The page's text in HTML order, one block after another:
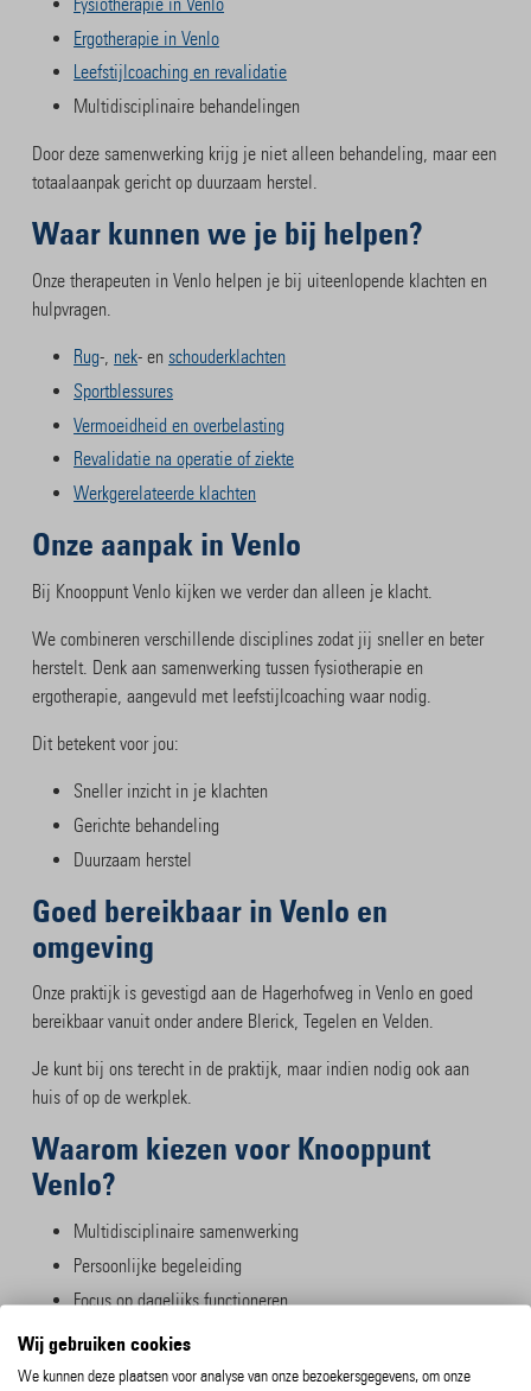
Ergotherapie in Venlo
Leefstijlcoaching en revalidatie
Multidisciplinaire behandelingen
Door deze samenwerking krijg je niet alleen behandeling, maar een
totaalaanpak gericht op duurzaam herstel.
Waar kunnen we je bij helpen?
Onze therapeuten in Venlo helpen je bij uiteenlopende klachten en
hulpvragen.
Rug-, nek- enschouderklachten
Sportblessures
Vermoeidheid en overbelasting
Revalidatie na operatie of ziekte
Werkgerelateerde klachten
Onze aanpak in Venlo
Bij Knooppunt Venlo kijken we verder dan alleen je klacht.
We combineren verschillende disciplines zodat jij sneller en beter
herstelt. Denk aan samenwerking tussen fysiotherapie en
ergotherapie, aangevuld met leefstijlcoaching waar nodig.
Dit betekent voor jou:
Sneller inzicht in je klachten
Gerichte behandeling
Duurzaam herstel
Goed bereikbaar in Venlo en
omgeving
Onze praktijk is gevestigd aan de Hagerhofweg in Venlo en goed
bereikbaar vanuit onder andere Blerick, Tegelen en Velden.
Je kunt bij ons terecht in de praktijk, maar indien nodig ook aan
huis of op de werkplek.
Waarom kiezen voor Knooppunt
Venlo?
Multidisciplinaire samenwerking
Persoonlijke begeleiding
Focus op dagelijks functioneren
Behandeling en leefstijl gecombineerd
Snelle toegang tot zorg
Wij gebruiken cookies
We kunnen deze plaatsen voor analyse van onze bezoekersgegevens, om onze